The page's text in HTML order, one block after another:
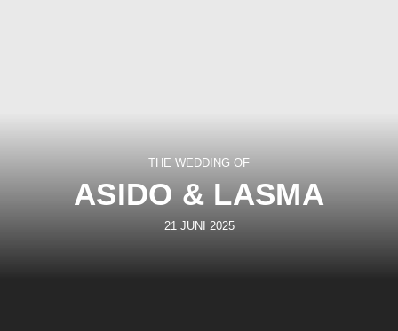
THE WEDDING OF
ASIDO & LASMA
21 JUNI 2025